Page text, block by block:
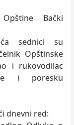
Bački
sednici su
Opštinske
i rukovodilac
i poresku
dnevni red: